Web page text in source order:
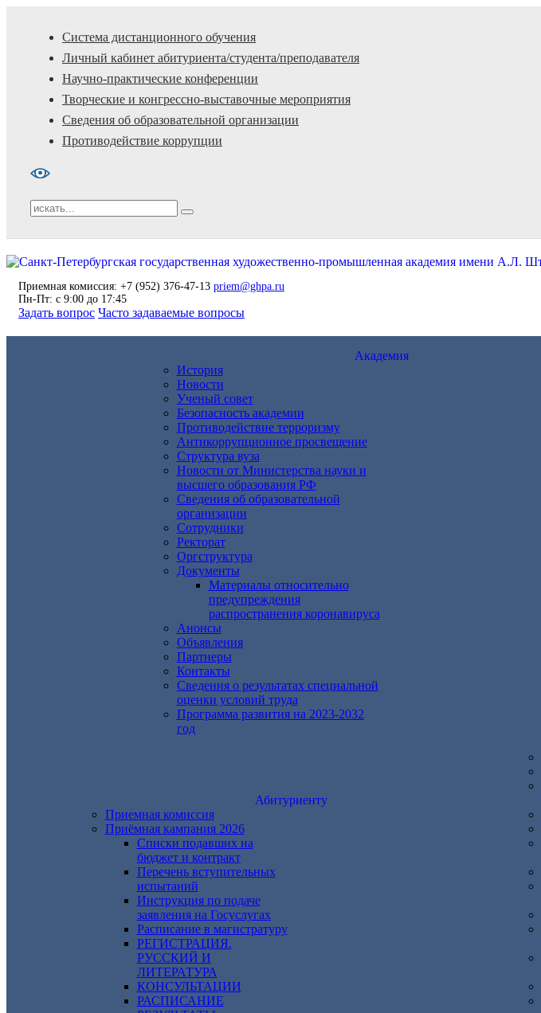
Система дистанционного обучения
Личный кабинет абитуриента/студента/преподавателя
Научно-практические конференции
Творческие и конгрессно-выставочные мероприятия
Сведения об образовательной организации
Противодействие коррупции
Приемная комиссия: +7 (952) 376-47-13 priem@ghpa.ru
Пн-Пт: с 9:00 до 17:45
Задать вопрос Часто задаваемые вопросы
Академия
История
Новости
Ученый совет
Безопасность академии
Противодействие терроризму
Антикоррупционное просвещение
Структура вуза
Новости от Министерства науки и
высшего образования РФ
Сведения об образовательной
организации
Сотрудники
Ректорат
Оргструктура
Документы
Материалы относительно
предупреждения
распространения коронавируса
Анонсы
Объявления
Партнеры
Контакты
Сведения о результатах специальной
оценки условий труда
Программа развития на 2023-2032
год
Абитуриенту
Приемная комиссия
Приёмная кампания 2026
Списки подавших на
бюджет и контракт
Перечень вступительных
испытаний
Инструкция по подаче
заявления на Госуслугах
Расписание в магистратуру
РЕГИСТРАЦИЯ.
РУССКИЙ И
ЛИТЕРАТУРА
КОНСУЛЬТАЦИИ
РАСПИСАНИЕ